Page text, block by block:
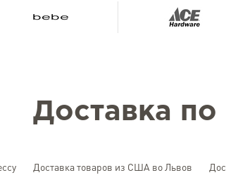
Доставка
Доставка товаров из США во Львов